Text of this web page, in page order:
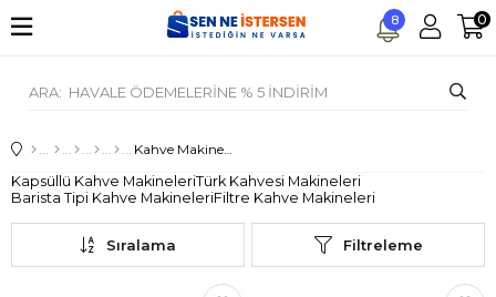
0
8
Kahve Makineleri
Kapsüllü Kahve MakineleriTürk Kahvesi Makineleri
Barista Tipi Kahve MakineleriFiltre Kahve Makineleri
Filtreleme
Sıralama